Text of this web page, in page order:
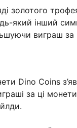
золотого
який інший
виграш за
Dino Coins
за ці